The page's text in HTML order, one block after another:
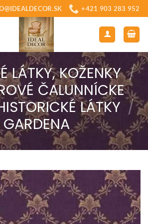
+421 903 283 952
LÁTKY, KOŽENKY /
ČALUNNÍCKE
LÁTKY /
GARDENA